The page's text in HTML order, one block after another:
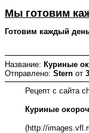
Мы готовим
Готовим каждый
Название: Куриные
Отправлено: Stern от
Рецепт с сайта
Куриные
(http://